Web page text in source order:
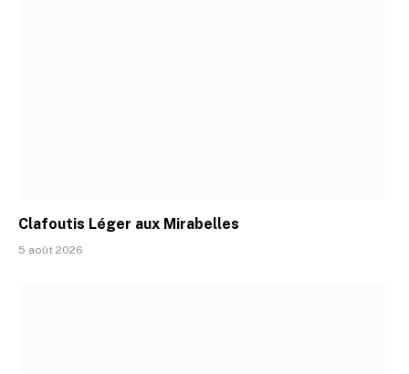
Clafoutis Léger aux Mirabelles
5 août 2026